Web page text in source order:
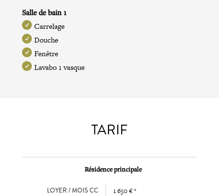
Salle de bain 1
Carrelage
Douche
Fenêtre
Lavabo 1 vasque
TARIF
Résidence principale
LOYER / MOIS CC 1 650 € *